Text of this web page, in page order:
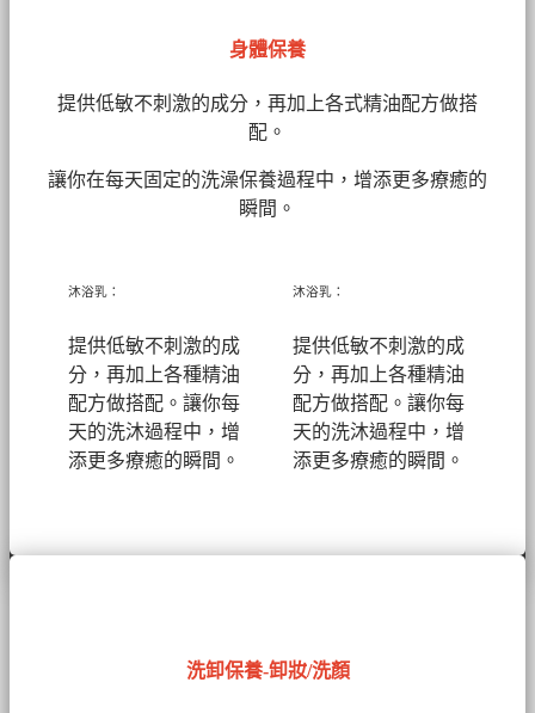
身體保養
提供低敏不刺激的成分，再加上各式精油配方做搭
配。
讓你在每天固定的洗澡保養過程中，增添更多療癒的
瞬間。
沐浴乳：
提供低敏不刺激的成
分，再加上各種精油
配方做搭配。讓你每
天的洗沐過程中，增
添更多療癒的瞬間。
沐浴乳：
提供低敏不刺激的成
分，再加上各種精油
配方做搭配。讓你每
天的洗沐過程中，增
添更多療癒的瞬間。
洗卸保養-卸妝/洗顏